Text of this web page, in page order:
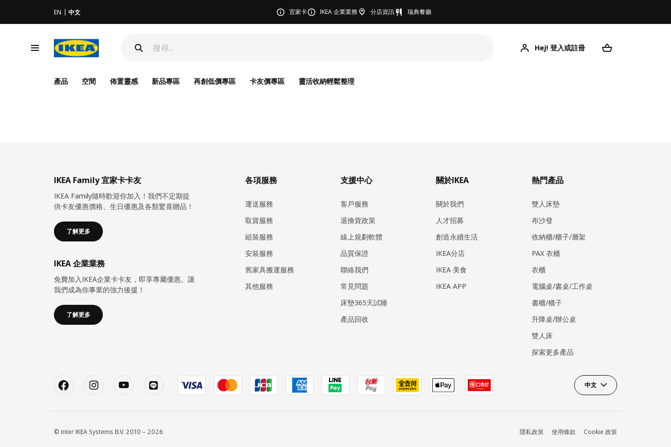
EN 中文 宜家卡 IKEA 企業業務 分店資訊 瑞典餐廳
Hej! 登入或註冊
產品 空間 佈置靈感 新品專區 再創低價專區 卡友價專區 靈活收納輕鬆整理
IKEA Family 宜家卡卡友
IKEA Family隨時歡迎你加入！我們不定期提
供卡友優惠價格、生日優惠及各類驚喜贈品！
了解更多
IKEA 企業業務
免費加入IKEA企業卡卡友，即享專屬優惠。讓
我們成為你事業的強力後援！
了解更多
各項服務
運送服務
取貨服務
組裝服務
安裝服務
​舊家具搬運服務
其他服務
支援中心
客戶服務
退換貨政策
線上規劃軟體
品質保證
聯絡我們
常見問題
床墊365天試睡
產品回收
關於IKEA
關於我們
人才招募
創造永續生活
IKEA分店
IKEA 美食
IKEA APP
熱門產品
雙人床墊
布沙發
收納櫃/櫃子/層架
PAX 衣櫃
衣櫃
電腦桌/書桌/工作桌
書櫃/櫃子
升降桌/辦公桌
雙人床
探索更多產品
中文
© Inter IKEA Systems B.V. 2010 – 2026 隱私政策 使用條款 Cookie 政策